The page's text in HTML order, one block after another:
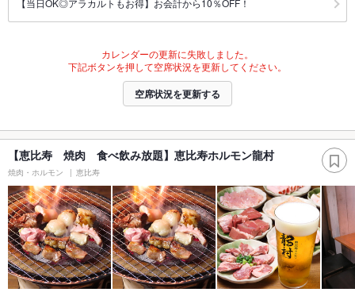
【当日OK◎アラカルトもお得】お会計から10％OFF！
カレンダーの更新に失敗しました。
下記ボタンを押して空席状況を更新してください。
空席状況を更新する
【恵比寿 焼肉 食べ飲み放題】恵比寿ホルモン龍村
焼肉・ホルモン 恵比寿